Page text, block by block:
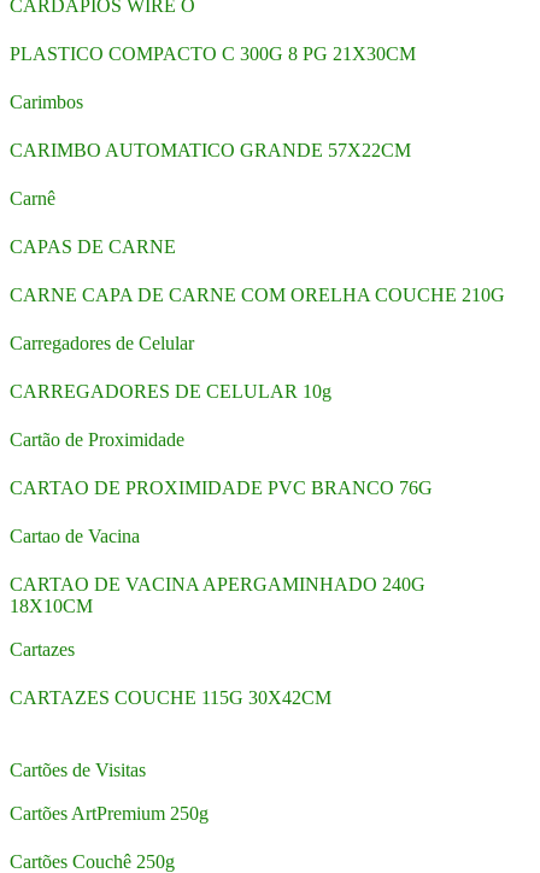
CARDAPIOS WIRE O
PLASTICO COMPACTO C 300G 8 PG 21X30CM
Carimbos
CARIMBO AUTOMATICO GRANDE 57X22CM
Carnê
CAPAS DE CARNE
CARNE CAPA DE CARNE COM ORELHA COUCHE 210G
Carregadores de Celular
CARREGADORES DE CELULAR 10g
Cartão de Proximidade
CARTAO DE PROXIMIDADE PVC BRANCO 76G
Cartao de Vacina
CARTAO DE VACINA APERGAMINHADO 240G
18X10CM
Cartazes
CARTAZES COUCHE 115G 30X42CM
Cartões de Visitas
Cartões ArtPremium 250g
Cartões Couchê 250g